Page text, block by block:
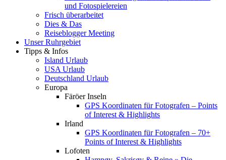
und Fotospielereien
Frisch überarbeitet
Dies & Das
Reiseblogger Meeting
Unser Ruhrgebiet
Tipps & Infos
Island Urlaub
USA Urlaub
Deutschland Urlaub
Europa
Färöer Inseln
GPS Koordinaten für Fotografen – Points
of Interest & Highlights
Irland
GPS Koordinaten für Fotografen – 70+
Points of Interest & Highlights
Lofoten